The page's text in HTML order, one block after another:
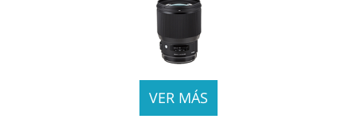
VER MÁS